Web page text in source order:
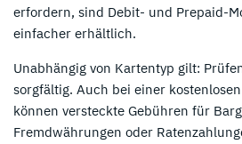
erfordern, sind Debit- und Prepaid-
einfacher erhältlich.
Unabhängig von Kartentyp gilt:
sorgfältig. Auch bei einer
können versteckte Gebühren für
Fremdwährungen oder